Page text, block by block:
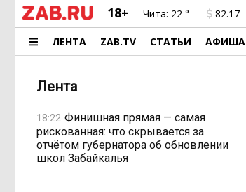
18+ Чита: 22 ° 82.17
ЛЕНТА ZAB.TV СТАТЬИ АФИША
Лента
18:22 Финишная прямая — самая
рискованная: что скрывается за
отчётом губернатора об обновлении
школ Забайкалья